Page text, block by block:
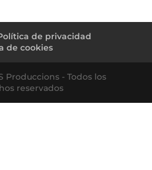
de privacidad
de cookies
Produccions - Todos los
reservados